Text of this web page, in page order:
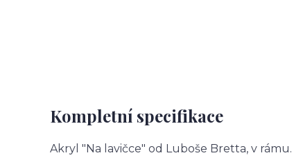
Kompletní specifikace
Akryl "Na lavičce" od Luboše Bretta, v rámu.